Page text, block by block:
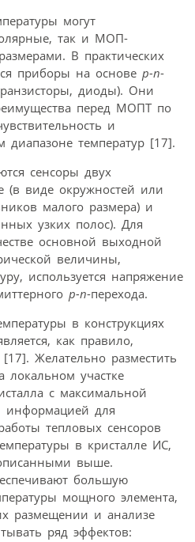
могут
так и МОП-
В практических
приборы на основе p-n-
диоды). Они
перед МОПТ по
и
диапазоне температур [17].
сенсоры двух
(в виде окружностей или
малого размера) и
узких полос). Для
основной выходной
величины,
используется напряжение
p-n-перехода.
в конструкциях
как правило,
Желательно разместить
участке
с максимальной
информацией для
тепловых сенсоров
в кристалле ИС,
выше.
большую
мощного элемента,
размещении и анализе
ряд эффектов: